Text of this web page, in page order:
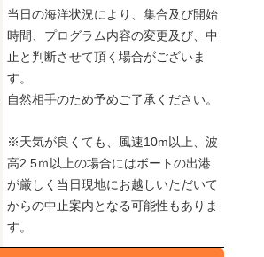
当日の海洋状況により、集合及び開始
時間、プログラム内容の変更及び、中
止と判断させて頂く場合がございま
す。
自然相手のため予めご了承ください。
※天気が良くても、風速10m以上、波
高2.5ｍ以上の場合にはボートの出港
が厳しく当日現地にお越しいただいて
からの中止案内となる可能性もありま
す。